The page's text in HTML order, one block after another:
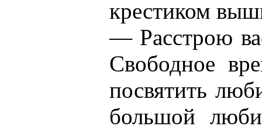
крестиком
— Расстрою
Свободное
посвятить
большой